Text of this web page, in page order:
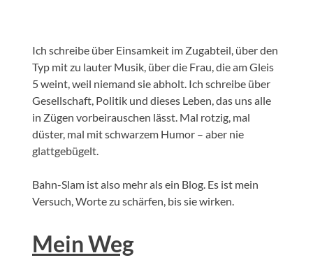
Ich schreibe über Einsamkeit im Zugabteil, über den
Typ mit zu lauter Musik, über die Frau, die am Gleis
5 weint, weil niemand sie abholt. Ich schreibe über
Gesellschaft, Politik und dieses Leben, das uns alle
in Zügen vorbeirauschen lässt. Mal rotzig, mal
düster, mal mit schwarzem Humor – aber nie
glattgebügelt.
Bahn-Slam ist also mehr als ein Blog. Es ist mein
Versuch, Worte zu schärfen, bis sie wirken.
Mein Weg